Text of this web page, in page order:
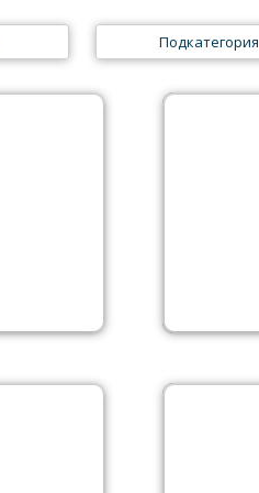
Подкатегория